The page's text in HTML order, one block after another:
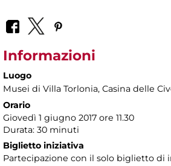
Informazioni
Luogo
Musei di Villa Torlonia, Casina delle
Orario
Giovedì 1 giugno 2017 ore 11.30
Durata: 30 minuti
Biglietto iniziativa
Partecipazione con il solo biglietto di